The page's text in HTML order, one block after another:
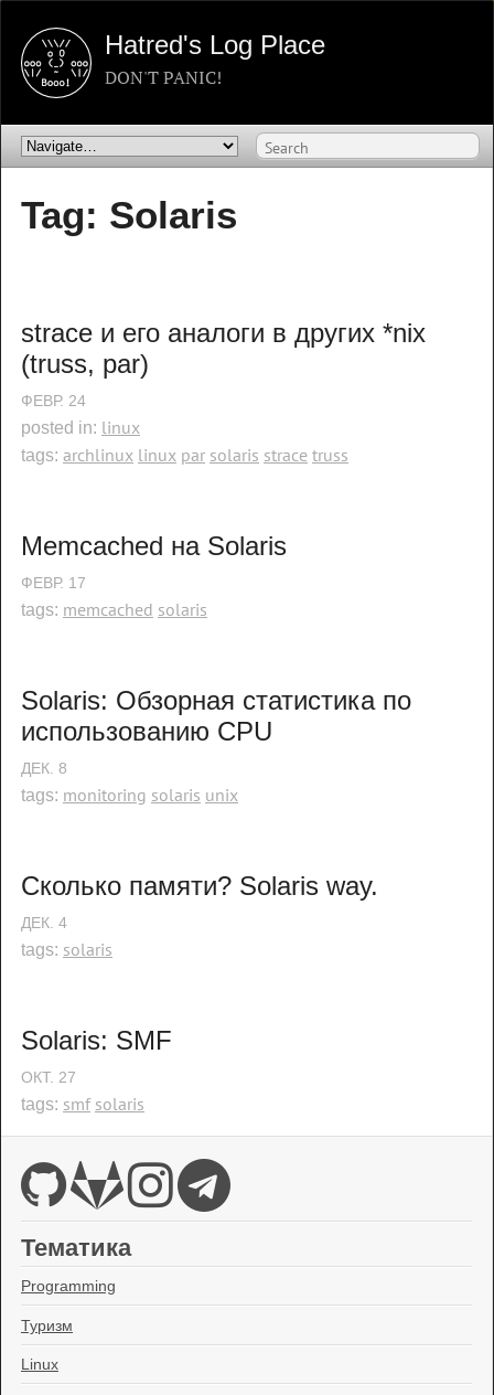
Hatred's Log Place
DON'T PANIC!
Tag: Solaris
strace и его аналоги в других *nix
(truss, par)
ФЕВР. 24
posted in: linux
tags: archlinux linux par solaris strace truss
Memcached на Solaris
ФЕВР. 17
tags: memcached solaris
Solaris: Обзорная статистика по
использованию CPU
ДЕК. 8
tags: monitoring solaris unix
Сколько памяти? Solaris way.
ДЕК. 4
tags: solaris
Solaris: SMF
ОКТ. 27
tags: smf solaris
Тематика
Programming
Туризм
Linux